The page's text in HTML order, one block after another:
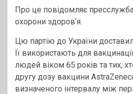
Про це повідомляє пресслужба
охорони здоров’я.
Цю партію до України
Її використають для
людей віком 65 років та тих,
другу дозу вакцини
визначеного інтервалу між